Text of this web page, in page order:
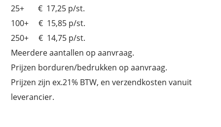
25+ € 17,25 p/st.
100+ € 15,85 p/st.
250+ € 14,75 p/st.
Meerdere aantallen op aanvraag.
Prijzen borduren/bedrukken op aanvraag.
Prijzen zijn ex.21% BTW, en verzendkosten vanuit
leverancier.